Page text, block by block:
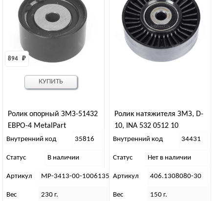
Ролик опорный ЗМЗ-51432
ЕВРО-4 MetalPart
894 ₽
Внутренний код 35816
Статус В наличии
Артикул МР-3413-00-1006135
Вес 230 г.
КУПИТЬ
Ролик натяжителя ЗМЗ, D-
10, INA 532 0512 10
Внутренний код 34431
Статус Нет в наличии
Артикул 406.1308080-30
Вес 150 г.